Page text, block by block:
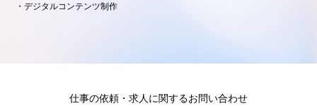
・デジタルコンテンツ制作
仕事の依頼・求人に関するお問い合わせ